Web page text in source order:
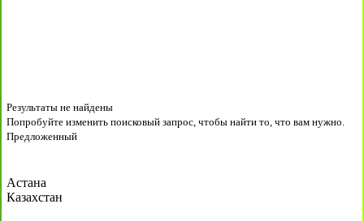
Результаты не найдены
Попробуйте изменить поисковый запрос, чтобы найти то, что вам нужно.
Предложенный
Астана
Казахстан